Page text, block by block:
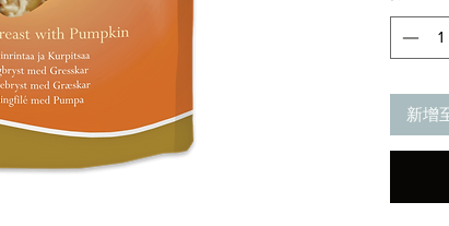
為
HK$7.29
★ 無添
天然健
成份：
白米
0.5%
https://
新增